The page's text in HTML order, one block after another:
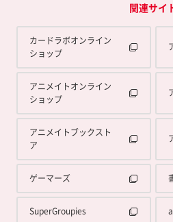
関連サイ
カードラボオンライン
ショップ
アニメイトオンライン
ショップ
アニメイトブックスト
ア
ゲーマーズ
SuperGroupies